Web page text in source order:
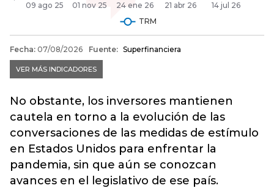
No obstante, los inversores mantienen
cautela en torno a la evolución de las
conversaciones de las medidas de estímulo
en Estados Unidos para enfrentar la
pandemia, sin que aún se conozcan
avances en el legislativo de ese país.